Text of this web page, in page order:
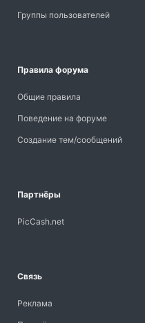
Группы пользователей
Правила форума
Общие правила
Поведение на форуме
Создание тем/сообщений
Партнёры
PicCash.net
Связь
Реклама